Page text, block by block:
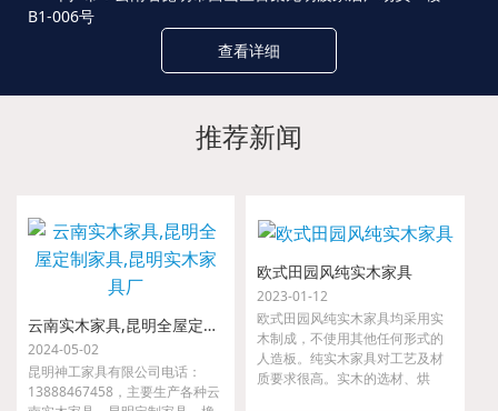
B1-006号
查看详细
推荐新闻
云南实木家具,昆明全屋定制家具,昆明实木家具厂
2024-05-02
昆明神工家具有限公司电话：
13888467458，主要生产各种云
欧式田园风纯实木家具
2023-01-12
欧式田园风纯实木家具均采用实
木制成，不使用其他任何形式的
人造板。纯实木家具对工艺及材
质要求很高。实木的选材、烘